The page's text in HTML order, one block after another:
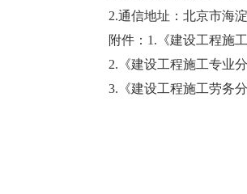
2.通信地址：北京市海
附件：1.《建设工程施
2.《建设工程施工专业
3.《建设工程施工劳务